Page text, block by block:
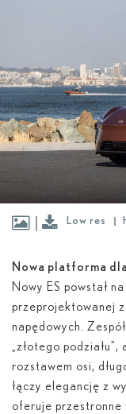
Low res
Nowa platforma
Nowy ES powstał
przeprojektowanej
napędowych.
„złotego
rozstawem osi,
łączy elegancję z
oferuje przestronne